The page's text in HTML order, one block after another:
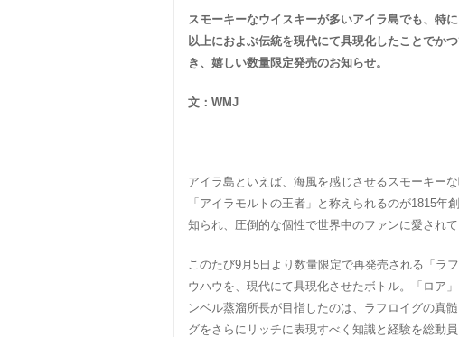
スモーキーなウイスキーが多いアイラ島でも、特
以上におよぶ伝統を現代にて具現化したことでか
き、嬉しい数量限定発売のお知らせ。
文：WMJ
アイラ島といえば、海風を感じさせるスモーキー
「アイラモルトの王者」と称えられるのが1815
知られ、圧倒的な個性で世界中のファンに愛されて
このたび9月5日より数量限定で再発売される「ラ
ウハウを、現代にて具現化させたボトル。「ロア
ンベル蒸溜所長が目指したのは、ラフロイグの真
グをさらにリッチに表現すべく知識と経験を総動員